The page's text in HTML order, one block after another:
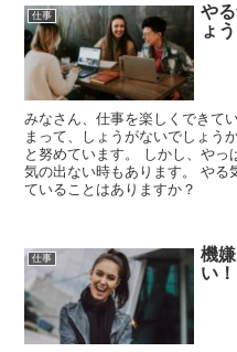
仕事
や
ょ
みなさん、仕事を楽しくできて
まって、しょうがないでしょう
と努めています。 しかし、やっ
気の出ない時もあります。 やる
ていることはありますか？
仕事
機
い